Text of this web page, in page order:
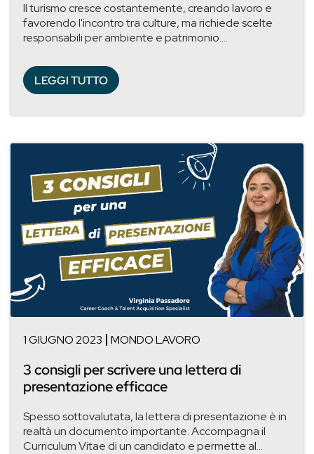
Il turismo cresce costantemente, creando lavoro e
favorendo l'incontro tra culture, ma richiede scelte
responsabili per ambiente e patrimonio....
LEGGI TUTTO
1 GIUGNO 2023 MONDO LAVORO
3 consigli per scrivere una lettera di
presentazione efficace
Spesso sottovalutata, la lettera di presentazione è in
realtà un documento importante. Accompagna il
Curriculum Vitae di un candidato e permette al...